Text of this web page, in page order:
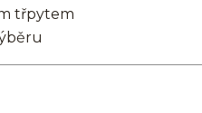
třpytem